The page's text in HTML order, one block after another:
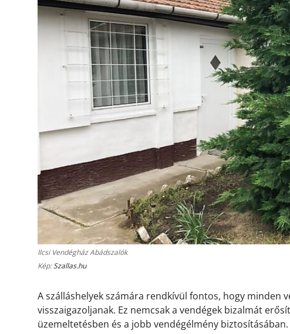
Ilcsi Vendégház Abádszalók
Kép:Szallas.hu
A szálláshelyek számára rendkívül fontos, hogy minden
visszaigazoljanak. Ez nemcsak a vendégek bizalmát
üzemeltetésben és a jobb vendégélmény biztosításában.